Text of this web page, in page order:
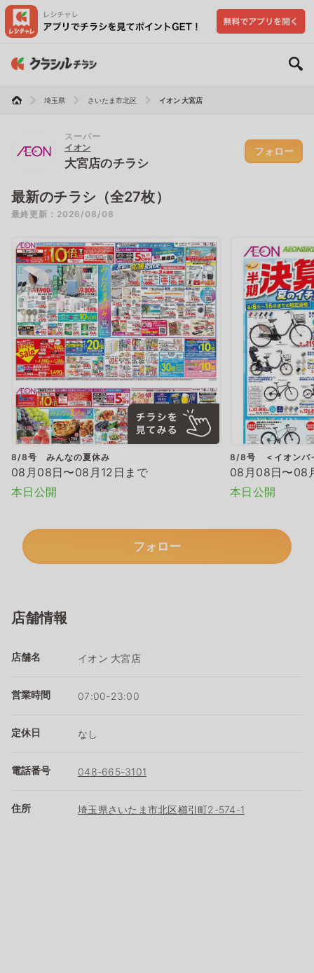
埼玉県 さいたま市北区 イオン 大宮店
スーパー
イオン
大宮店のチラシ
フォロー
最新のチラシ（全27枚）
最終更新：2026/08/08
8/8号 みんなの夏休み
08月08日〜08月12日まで
本日公開
8/8号 ＜イオンバ
08月08日〜08
本日公開
フォロー
店舗情報
店舗名 イオン 大宮店
営業時間 07:00-23:00
定休日 なし
電話番号 048-665-3101
住所 埼玉県さいたま市北区櫛引町2-574-1